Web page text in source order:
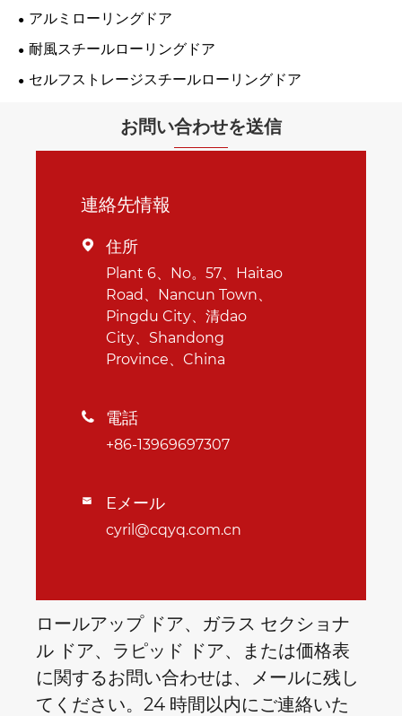
アルミローリングドア
耐風スチールローリングドア
セルフストレージスチールローリングドア
お問い合わせを送信
連絡先情報
 住所
Plant 6、No。57、Haitao
Road、Nancun Town、
Pingdu City、清dao
City、Shandong
Province、China
 電話
+86-13969697307
 Eメール
cyril@cqyq.com.cn
ロールアップ ドア、ガラス セクショナ
ル ドア、ラピッド ドア、または価格表
に関するお問い合わせは、メールに残し
てください。24 時間以内にご連絡いた